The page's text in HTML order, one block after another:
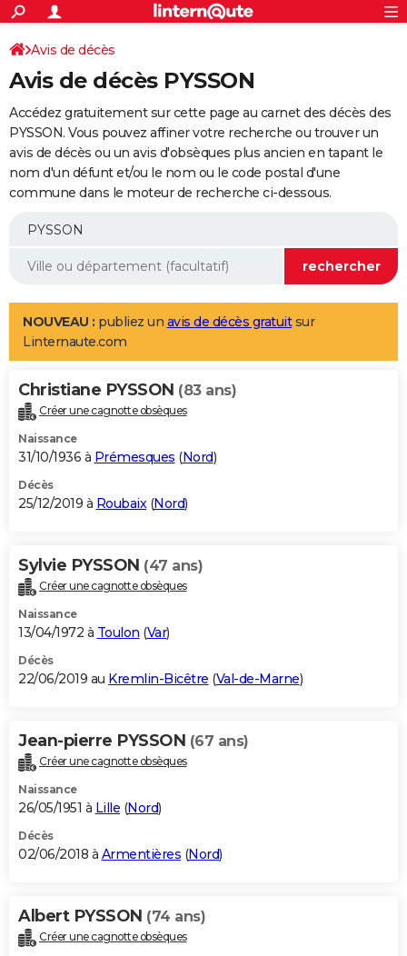
ACTUALITÉS
Politique
Société
Faits Divers
Education
Monde
Villes
+
SPORT
Coupe du monde 2026
Football
Tennis
Cyclisme
Rugby
Forum
Programme TV
TNT
Streaming
Cinéma
Sorties cinéma
Musique
+
FINANCE
Retraite
Epargne
Immobilier
Risques naturels par ville
Banque
Assurance
AUTO
Essais
Réserver un essai
Citadines
Berlines
SUV
Forum auto
+
Mobiles
Meilleur smartphone
Internet
Ordinateurs
Jeux vidéo
Guide high-tech
Aménagement intérieur
LIFESTYLE
Art de vivre
Bien-être
Loisirs
Mode
Modes de vie
Alimentation
Guide de la santé
Maladies
Médicaments
Sommeil
VOYAGE
Destinations
City break
Voyage nature
Voyage de noces
Forum
Climat
+PHOTO
GUIDES D'ACHAT
BONS PLANS
Carte de Noël
Carte Bonne année
Carte Saint-Valentin
Carte Pâques
Carte d'anniversaire
DICTIONNAIRE
Dictionnaire
Biographies
Citations
Expressions
Proverbes
PROGRAMME TV
S'inscrire
Se connecter
Lycées
Collèges
Primaires
Universités
Entreprises
Service militaire
Avis de recherche
AVIS DE DÉCÈS
Bricolage
Lifestyle
Culture
Sport
Auto
Television
Voyage
Cinema
Avis de décès
Avis de décès PYSSON
Accédez gratuitement sur cette page au carnet des décès des
PYSSON. Vous pouvez affiner votre recherche ou trouver un
avis de décès ou un avis d'obsèques plus ancien en tapant le
nom d'un défunt et/ou le nom ou le code postal d'une
commune dans le moteur de recherche ci-dessous.
NOUVEAU : publiez un avis de décès gratuitsur
Linternaute.com
Christiane PYSSON (83 ans)
Créer une cagnotte obsèques
Naissance
31/10/1936 à Prémesques (Nord)
Décès
25/12/2019 à Roubaix(Nord)
Sylvie PYSSON (47 ans)
Créer une cagnotte obsèques
Naissance
13/04/1972 à Toulon (Var)
Décès
22/06/2019 au Kremlin-Bicêtre (Val-de-Marne)
Jean-pierre PYSSON (67 ans)
Créer une cagnotte obsèques
Naissance
26/05/1951 à Lille (Nord)
Décès
02/06/2018 à Armentières (Nord)
Albert PYSSON (74 ans)
Créer une cagnotte obsèques